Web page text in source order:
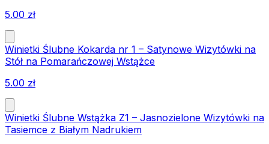
5.00 zł
Winietki Ślubne Kokarda nr 1 – Satynowe Wizytówki na
Stół na Pomarańczowej Wstążce
5.00 zł
Winietki Ślubne Wstążka Z1 – Jasnozielone Wizytówki na
Tasiemce z Białym Nadrukiem